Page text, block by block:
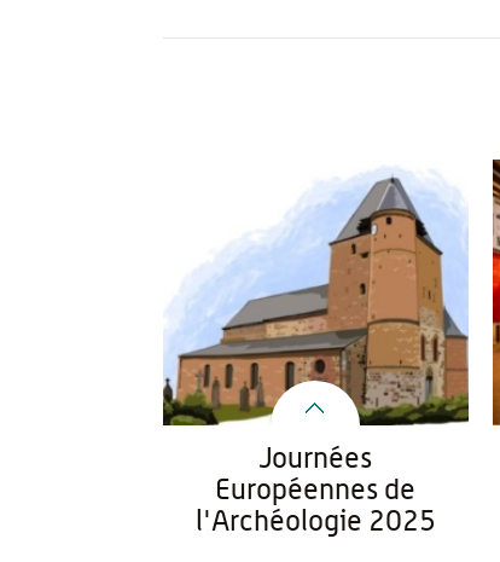
Journées
Européennes de
l'Archéologie 2025